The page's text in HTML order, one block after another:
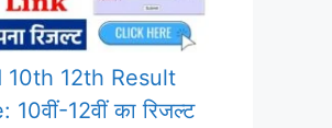
10th 12th Result
12वीं का रिजल्ट